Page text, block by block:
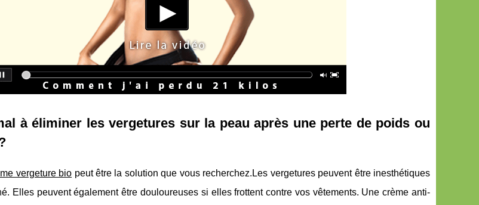
à éliminer les vergetures sur la peau après une perte de poids ou
vergeture bio peut être la solution que vous recherchez.Les vergetures peuvent être inesthétiques
Elles peuvent également être douloureuses si elles frottent contre vos vêtements. Une crème anti-